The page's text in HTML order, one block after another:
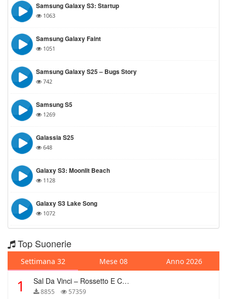
Samsung Galaxy S3: Startup
1063
Samsung Galaxy Faint
1051
Samsung Galaxy S25 – Bugs Story
742
Samsung S5
1269
Galassia S25
648
Galaxy S3: Moonlit Beach
1128
Galaxy S3 Lake Song
1072
Top Suonerie
Settimana 32 Mese 08 Anno 2026
1 Sal Da Vinci – Rossetto E Caffè
8855 57359